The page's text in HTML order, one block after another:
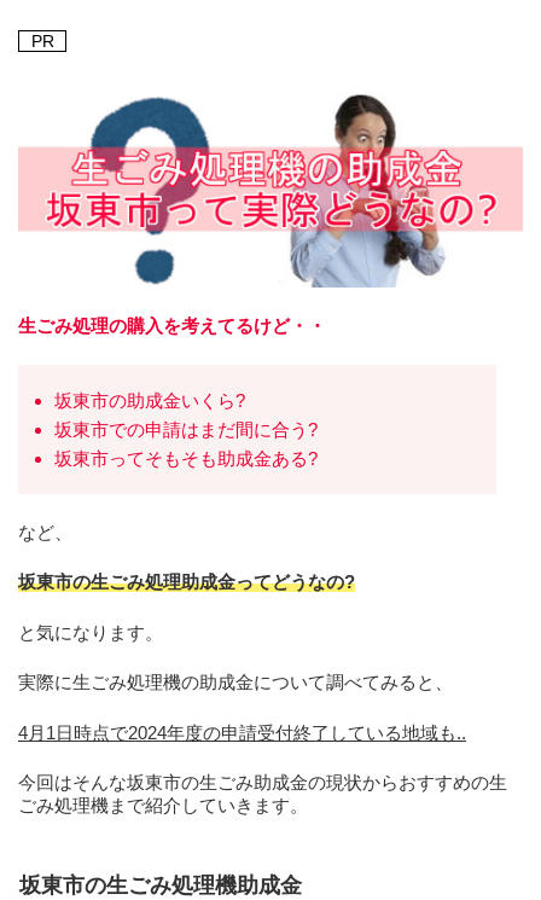
PR
生ごみ処理の購入を考えてるけど・・
坂東市の助成金いくら?
坂東市での申請はまだ間に合う?
坂東市ってそもそも助成金ある?
など、
坂東市の生ごみ処理助成金ってどうなの?
と気になります。
実際に生ごみ処理機の助成金について調べてみると、
4月1日時点で2024年度の申請受付終了している地域も..
今回はそんな坂東市の生ごみ助成金の現状からおすすめの生
ごみ処理機まで紹介していきます。
坂東市の生ごみ処理機助成金